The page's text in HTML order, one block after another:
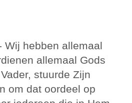
Wij hebben allemaal
allemaal Gods
stuurde Zijn
om dat oordeel op